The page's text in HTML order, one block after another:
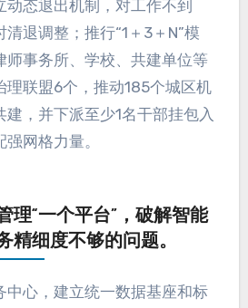
动态退出机制，对工作不到
退调整；推行“1＋3＋N”模
师事务所、学校、共建单位等
理联盟6个，推动185个城区机
，并下派至少1名干部挂包入
网格力量。
理“一个平台”，破解智能
精细度不够的问题。
中心，建立统一数据基座和标